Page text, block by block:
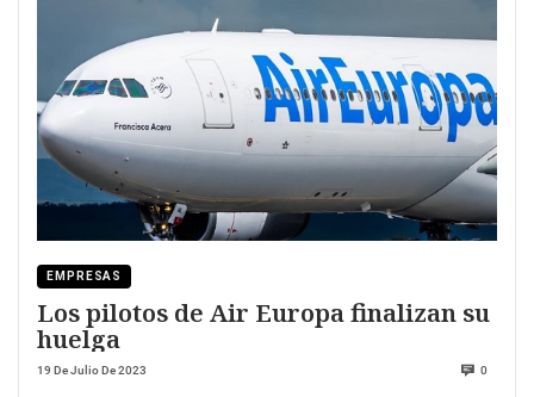
EMPRESAS
Los pilotos de Air Europa finalizan su
huelga
19 De Julio De 2023 0